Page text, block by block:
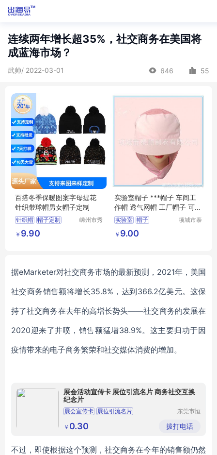
连续两年增长超35%，社交商务在美国将
成蓝海市场？
武帅/ 2022-03-01 646 55
百搭冬季保暖图案字母提花
针织带球帽男女帽子定制
针织帽 帽子定制
腈纶氨纶帽子
带球帽子
嵊州市秀
￥ 9.90
实验室帽子 ***帽子 车间工
作帽 透气网帽 工厂帽子 可定
制
实验室 帽子
项城市泰
￥ 9.00
据eMarketer对社交商务市场的最新预测，2021年，美国
社交商务销售额将增长35.8%，达到366.2亿美元。这保
持了社交商务在去年的高增长势头——社交商务的发展在
2020迎来了井喷，销售额猛增38.9%。这主要归功于因
疫情带来的电子商务繁荣和社交媒体消费的增加。
展会活动宣传卡 展位引流名片 商务社交互换
纪念片
展会宣传卡 展位引流名片
商务社交纪念卡
东莞市恒
品有限公
司
￥ 0.30 拨打电话
不过，即使根据这个预测，社交商务在今年的销售额仍然